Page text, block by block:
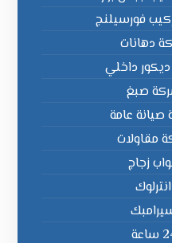
فورسيلنج
دهانات
داخلي
صبغ
عامة
مقاولات
زجاج